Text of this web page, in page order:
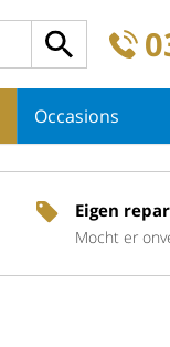
Occasions
Eigen
Mocht er